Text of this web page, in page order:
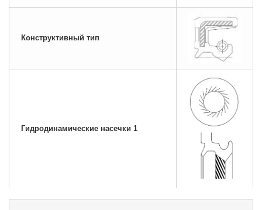
Конструктивный тип
Гидродинамические насечки 1